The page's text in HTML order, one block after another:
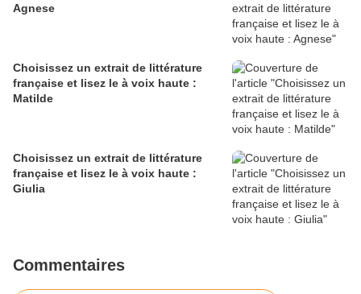
Agnese
Choisissez un extrait de littérature
française et lisez le à voix haute :
Matilde
Choisissez un extrait de littérature
française et lisez le à voix haute :
Giulia
Commentaires